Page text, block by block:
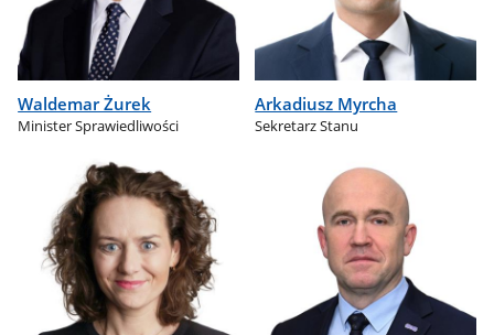
Waldemar Żurek
Minister Sprawiedliwości
Arkadiusz Myrcha
Sekretarz Stanu